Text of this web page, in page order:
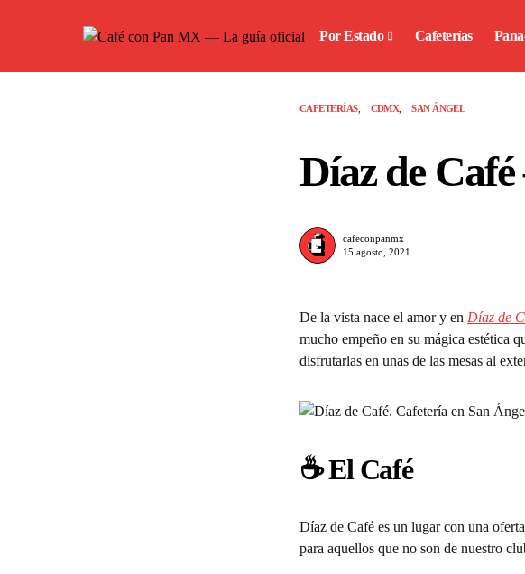
Por Estado Cafeterías
CAFETERÍAS CDMX SAN ÁNGEL
Díaz de
cafeconpanmx
15 agosto, 2021
De la vista nace el amor y en Díaz de
mucho empeño en su mágica estética
disfrutarlas en unas de las mesas al
☕ El Café
Díaz de Café es un lugar con una
para aquellos que no son de nuestro